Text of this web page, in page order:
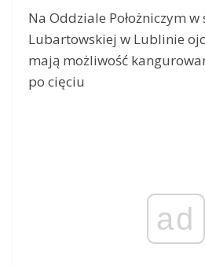
Na Oddziale Położniczym
Lubartowskiej w Lublinie
mają możliwość
po cięciu
ad